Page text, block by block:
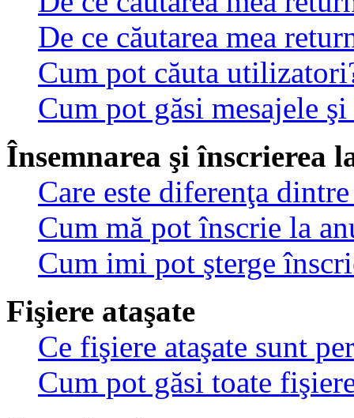
De ce căutarea mea
Cum pot căuta
Cum pot găsi mesajele
Însemnarea şi înscrierea
Care este diferenţa
Cum mă pot înscrie la
Cum imi pot şterge
Fişiere ataşate
Ce fişiere ataşate sunt
Cum pot găsi toate